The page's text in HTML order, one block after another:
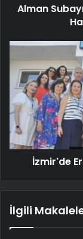
Alman
İzmir'de
İlgili